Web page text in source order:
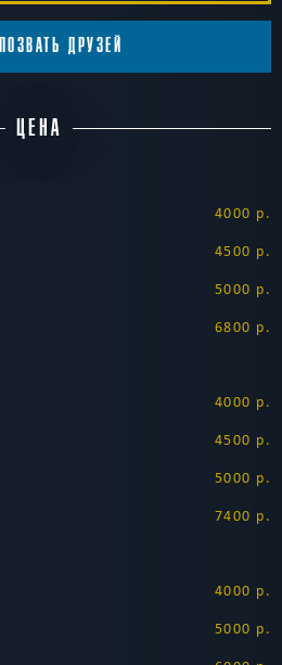
ПОЗВАТЬ ДРУЗЕЙ
ЦЕНА
4000 р.
4500 р.
5000 р.
6800 р.
4000 р.
4500 р.
5000 р.
7400 р.
4000 р.
5000 р.